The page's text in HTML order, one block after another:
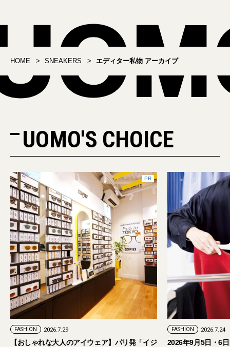
HOME SNEAKERS エディター私物 アーカイブ
UOMO'S CHOICE
ア】パリ発「イジ
2026年9月5日・6日開催。「試着フェス®︎」に